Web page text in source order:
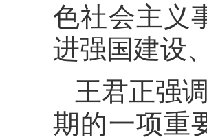
色社会主义
进强国建设
王君正强
期的一项重